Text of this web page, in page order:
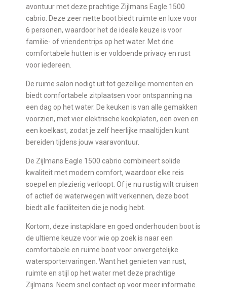
avontuur met deze prachtige Zijlmans Eagle 1500
cabrio. Deze zeer nette boot biedt ruimte en luxe voor
6 personen, waardoor het de ideale keuze is voor
familie- of vriendentrips op het water. Met drie
comfortabele hutten is er voldoende privacy en rust
voor iedereen.
De ruime salon nodigt uit tot gezellige momenten en
biedt comfortabele zitplaatsen voor ontspanning na
een dag op het water. De keuken is van alle gemakken
voorzien, met vier elektrische kookplaten, een oven en
een koelkast, zodat je zelf heerlijke maaltijden kunt
bereiden tijdens jouw vaaravontuur.
De Zijlmans Eagle 1500 cabrio combineert solide
kwaliteit met modern comfort, waardoor elke reis
soepel en plezierig verloopt. Of je nu rustig wilt cruisen
of actief de waterwegen wilt verkennen, deze boot
biedt alle faciliteiten die je nodig hebt.
Kortom, deze instapklare en goed onderhouden boot is
de ultieme keuze voor wie op zoek is naar een
comfortabele en ruime boot voor onvergetelijke
watersportervaringen. Want het genieten van rust,
ruimte en stijl op het water met deze prachtige
Zijlmans Neem snel contact op voor meer informatie.